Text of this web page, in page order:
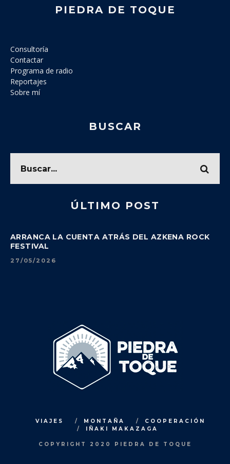
PIEDRA DE TOQUE
Consultoría
Contactar
Programa de radio
Reportajes
Sobre mí
BUSCAR
ÚLTIMO POST
ARRANCA LA CUENTA ATRÁS DEL AZKENA ROCK
FESTIVAL
27/05/2026
VIAJES MONTAÑA
COOPERACIÓN
IÑAKI MAKAZAGA
COPYRIGHT 2020 PIEDRA DE TOQUE